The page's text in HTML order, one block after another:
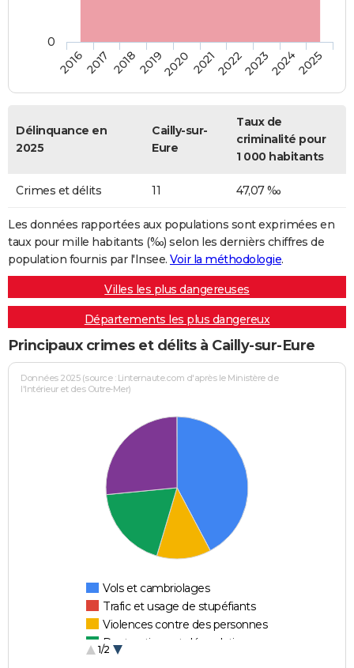
20162017 20182019202020212022202320242025
0
Délinquance en
2025
Cailly-sur-
Eure
Taux de
criminalité pour
1 000 habitants
Crimes et délits 11 47,07 ‰
Les données rapportées aux populations sont exprimées en
taux pour mille habitants (‰) selon les dernièrs chiffres de
population fournis par l'Insee. Voir la méthodologie.
Villes les plus dangereuses
Départements les plus dangereux
Principaux crimes et délits à Cailly-sur-Eure
Données 2025 (source : Linternaute.com d'après le Ministère de
l'Intérieur et des Outre-Mer)
Vols et cambriolages
Trafic et usage de stupéfiants
Violences contre des personnes
Destructions et dégradations
1/2